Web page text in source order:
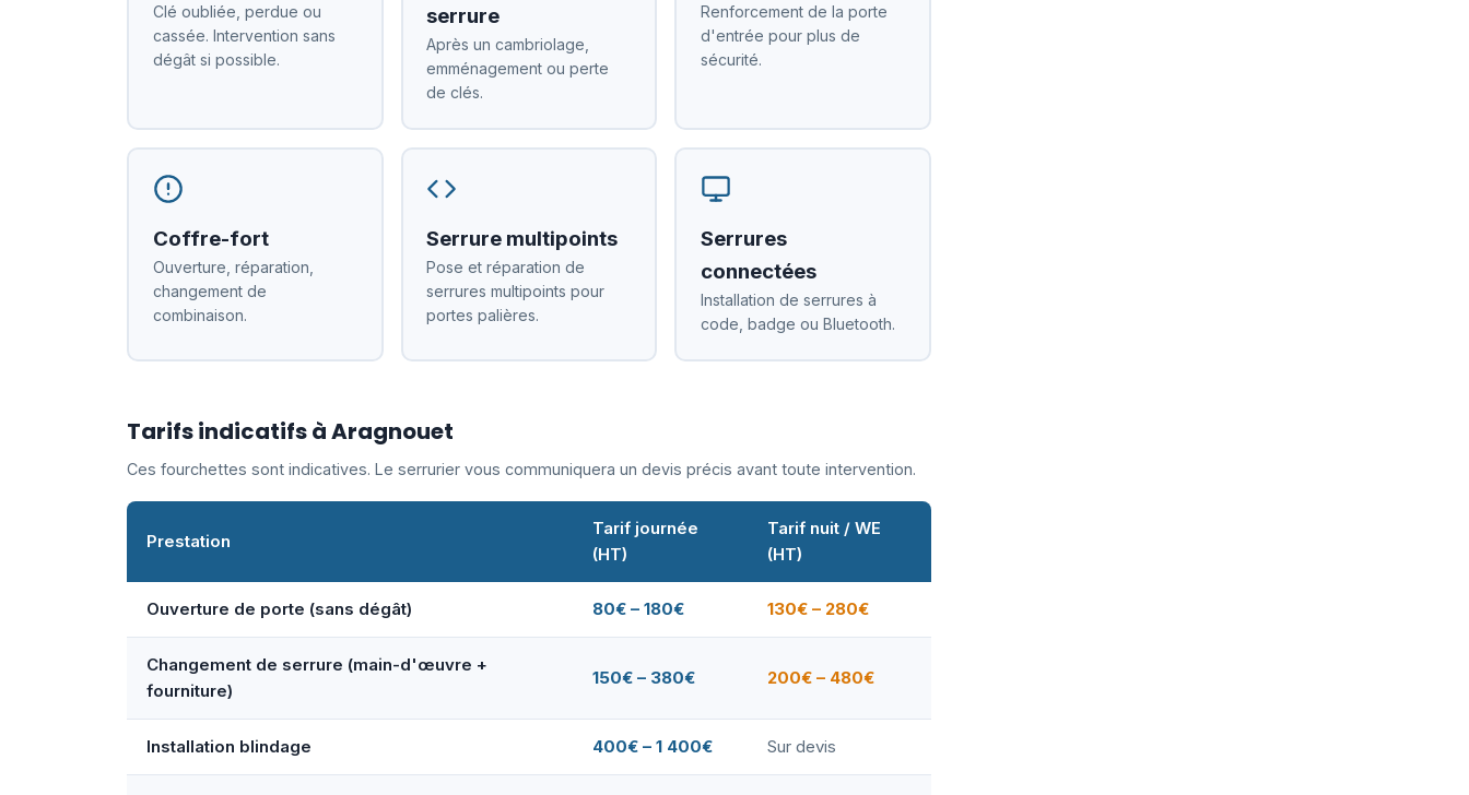
Clé oubliée, perdue ou
cassée. Intervention sans
dégât si possible.
serrure
Après un cambriolage,
emménagement ou perte
de clés.
Renforcement de la porte
d'entrée pour plus de
sécurité.
Coffre-fort
Ouverture, réparation,
changement de
combinaison.
Serrure multipoints
Pose et réparation de
serrures multipoints pour
portes palières.
Serrures
connectées
Installation de serrures à
code, badge ou Bluetooth.
Tarifs indicatifs à Aragnouet
Ces fourchettes sont indicatives. Le serrurier vous communiquera un devis précis avant toute intervention.
Prestation
Tarif journée
(HT)
Tarif nuit / WE
(HT)
Ouverture de porte (sans dégât) 80€ – 180€ 130€ – 280€
Changement de serrure (main-d'œuvre +
fourniture)
150€ – 380€ 200€ – 480€
Installation blindage 400€ – 1 400€ Sur devis